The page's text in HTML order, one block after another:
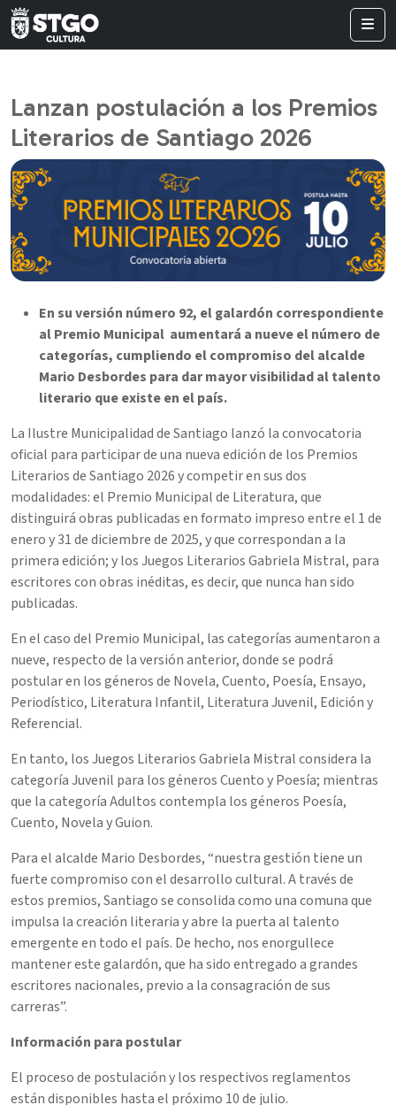
Lanzan postulación a los Premios
Literarios de Santiago 2026
En su versión número 92, el galardón correspondiente
al Premio Municipal aumentará a nueve el número de
categorías, cumpliendo el compromiso del alcalde
Mario Desbordes para dar mayor visibilidad al talento
literario que existe en el país.
La Ilustre Municipalidad de Santiago lanzó la convocatoria
oficial para participar de una nueva edición de los Premios
Literarios de Santiago 2026 y competir en sus dos
modalidades: el Premio Municipal de Literatura, que
distinguirá obras publicadas en formato impreso entre el 1 de
enero y 31 de diciembre de 2025, y que correspondan a la
primera edición; y los Juegos Literarios Gabriela Mistral, para
escritores con obras inéditas, es decir, que nunca han sido
publicadas.
En el caso del Premio Municipal, las categorías aumentaron a
nueve, respecto de la versión anterior, donde se podrá
postular en los géneros de Novela, Cuento, Poesía, Ensayo,
Periodístico, Literatura Infantil, Literatura Juvenil, Edición y
Referencial.
En tanto, los Juegos Literarios Gabriela Mistral considera la
categoría Juvenil para los géneros Cuento y Poesía; mientras
que la categoría Adultos contempla los géneros Poesía,
Cuento, Novela y Guion.
Para el alcalde Mario Desbordes, “nuestra gestión tiene un
fuerte compromiso con el desarrollo cultural. A través de
estos premios, Santiago se consolida como una comuna que
impulsa la creación literaria y abre la puerta al talento
emergente en todo el país. De hecho, nos enorgullece
mantener este galardón, que ha sido entregado a grandes
escritores nacionales, previo a la consagración de sus
carreras”.
Información para postular
El proceso de postulación y los respectivos reglamentos
están disponibles hasta el próximo 10 de julio.